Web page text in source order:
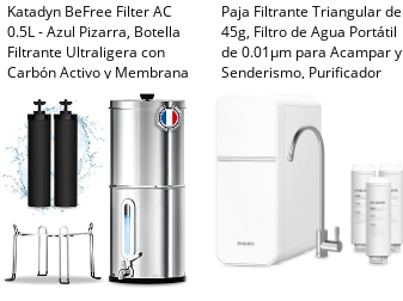
Katadyn BeFree Filter AC
0.5L - Azul Pizarra, Botella
Filtrante Ultraligera con
Carbón Activo y Membrana
EZ-Clean™ – Agua Potable
Segura en Todo Momento y
Lugar, para Outdoor,
Mochilero, Senderismo
Paja Filtrante Triangular de
45g, Filtro de Agua Portátil
de 0.01µm para Acampar y
Senderismo, Purificador
Viajes (Azul * 4)